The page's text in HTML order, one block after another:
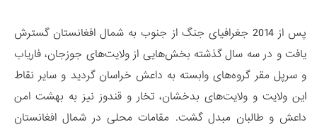
پس از 2014 جغرافیای جنگ از جنوب به شمال افغانستان گسترش
یافت و در سه سال گذشته بخش‌هایی از ولایت‌های جوزجان، فاریاب
و سرپل مقر گروه‌های وابسته به داعش خراسان گردید و سایر نقاط
این ولایت و ولایت‌های بدخشان، تخار و قندوز نیز به بهشت امن
داعش و طالبان مبدل گشت. مقامات محلی در شمال افغانستان